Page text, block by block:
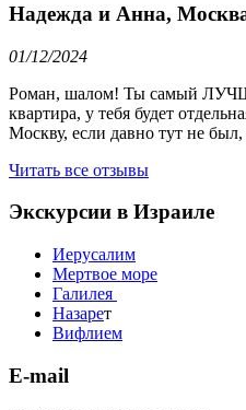
Надежда и Анна,
01/12/2024
Роман, шалом! Ты самый
квартира, у тебя будет
Москву, если давно тут
Читать все отзывы
Экскурсии в Израиле
Иерусалим
Мертвое море
Галилея
Назарет
Вифлием
E-mail